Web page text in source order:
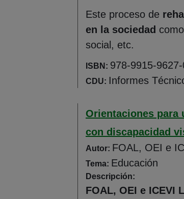
Este proceso de
en la sociedad
social, etc.
ISBN: 978-9915-
CDU: Informes
Orientaciones para
con discapacidad
Autor: FOAL, OEI e
Tema: Educación
Descripción:
FOAL, OEI e ICEVI